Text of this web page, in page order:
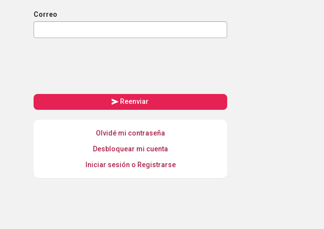
Correo
send Reenviar
Olvidé mi contraseña
Desbloquear mi cuenta
Iniciar sesión o Registrarse